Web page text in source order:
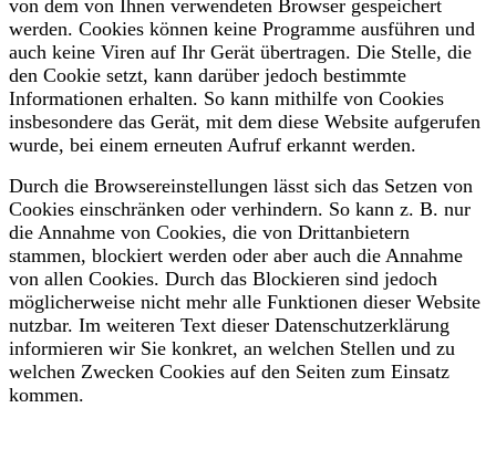
von dem von Ihnen verwendeten Browser gespeichert
werden. Cookies können keine Programme ausführen und
auch keine Viren auf Ihr Gerät übertragen. Die Stelle, die
den Cookie setzt, kann darüber jedoch bestimmte
Informationen erhalten. So kann mithilfe von Cookies
insbesondere das Gerät, mit dem diese Website aufgerufen
wurde, bei einem erneuten Aufruf erkannt werden.
Durch die Browsereinstellungen lässt sich das Setzen von
Cookies einschränken oder verhindern. So kann z. B. nur
die Annahme von Cookies, die von Drittanbietern
stammen, blockiert werden oder aber auch die Annahme
von allen Cookies. Durch das Blockieren sind jedoch
möglicherweise nicht mehr alle Funktionen dieser Website
nutzbar. Im weiteren Text dieser Datenschutzerklärung
informieren wir Sie konkret, an welchen Stellen und zu
welchen Zwecken Cookies auf den Seiten zum Einsatz
kommen.